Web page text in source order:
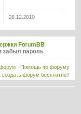
26.12.2010
ForumBB
забыл пароль
|Помощь по форуму